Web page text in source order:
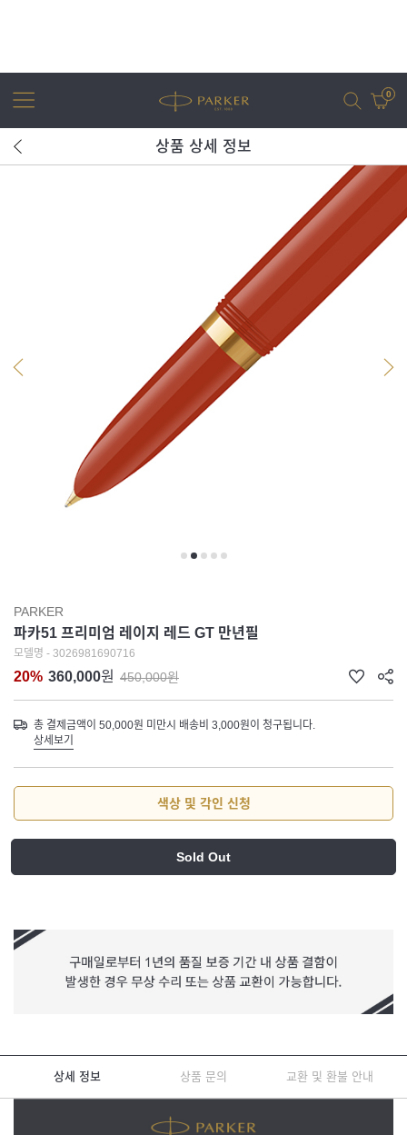
0
상품 상세 정보
PARKER
파카51 프리미엄 레이지 레드 GT 만년필
모델명 - 3026981690716
20% 360,000원 450,000원
총 결제금액이 50,000원 미만시 배송비 3,000원이 청구됩니다.
상세보기
색상 및 각인 신청
Sold Out
상세 정보 상품 문의 교환 및 환불 안내